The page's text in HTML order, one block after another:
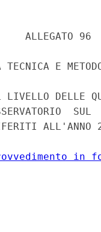
ALLEGATO 96
TECNICA E
LIVELLO DELLE
ALL'ANNO
in